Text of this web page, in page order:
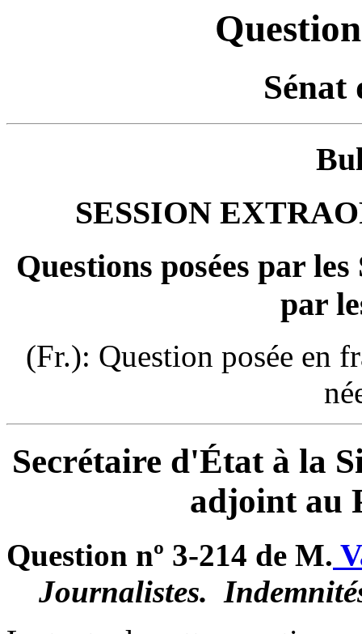
Sénat
SESSION
Questions posées par
par
(Fr.): Question posée en
Secrétaire d'État à la
adjoint au
Question nº 3-214 de M.
Journalistes.